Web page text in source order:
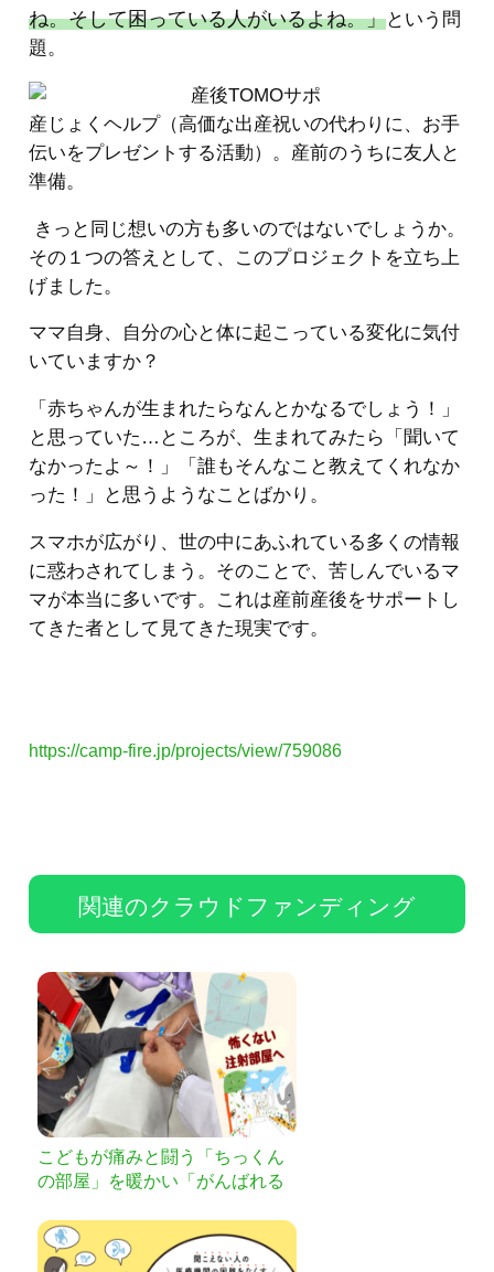
ね。そして困っている人がいるよね。」という問
題。
産じょくヘルプ（高価な出産祝いの代わりに、お手
伝いをプレゼントする活動）。産前のうちに友人と
準備。
きっと同じ想いの方も多いのではないでしょうか。
その１つの答えとして、このプロジェクトを立ち上
げました。
ママ自身、自分の心と体に起こっている変化に気付
いていますか？
「赤ちゃんが生まれたらなんとかなるでしょう！」
と思っていた…ところが、生まれてみたら「聞いて
なかったよ～！」「誰もそんなこと教えてくれなか
った！」と思うようなことばかり。
スマホが広がり、世の中にあふれている多くの情報
に惑わされてしまう。そのことで、苦しんでいるマ
マが本当に多いです。これは産前産後をサポートし
てきた者として見てきた現実です。
https://camp-fire.jp/projects/view/759086
関連のクラウドファンディング
こどもが痛みと闘う「ちっくん
の部屋」を暖かい「がんばれる